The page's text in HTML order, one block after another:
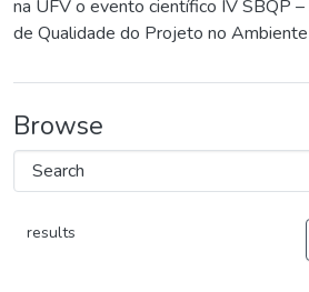
na UFV o evento científico IV SBQP
de Qualidade do Projeto no
Browse
results